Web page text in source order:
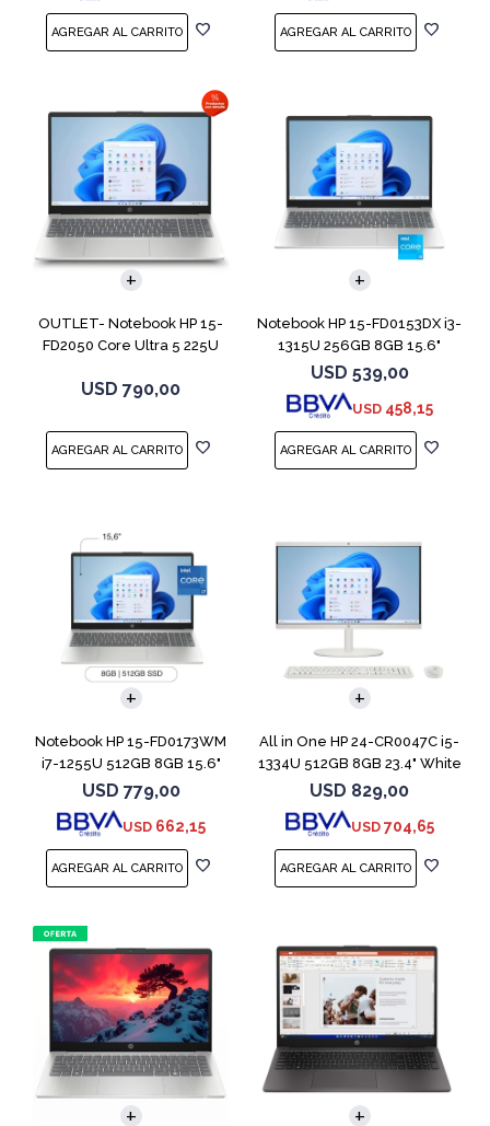
OUTLET- Notebook HP 15-
FD2050 Core Ultra 5 225U
USD 790,00
Notebook HP 15-FD0153DX i3-
1315U 256GB 8GB 15.6"
Touch
USD 539,00
USD 458,15
COMPARAR
Notebook HP 15-FD0173WM
i7-1255U 512GB 8GB 15.6"
Win 11
USD 779,00
USD 662,15
COMPARAR
All in One HP 24-CR0047C i5-
1334U 512GB 8GB 23.4" White
USD 829,00
USD 704,65